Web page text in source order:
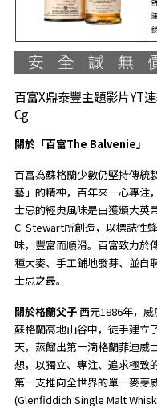
百富X鼎泰豐主題影片YT
Cg
關於「百富The Balvenie」
百富為蘇格蘭少數仍堅持傳統
藝」的精神，百年來一心專注
士忌的經典風味是由獲頒大英
C. Stewart所創造，以標誌性
味，豐富而順滑。百富致力於
種大麥、手工鋪地發芽、並自
士忌之最。
關於格蘭父子西元1886年，威
蘇格蘭高地山谷中，徒手建立
天，蒸餾出第一滴格蘭菲迪威
想，以獨立、專注、追求極致
第一支推向全世界的單一麥芽
(Glenfiddich Single Malt